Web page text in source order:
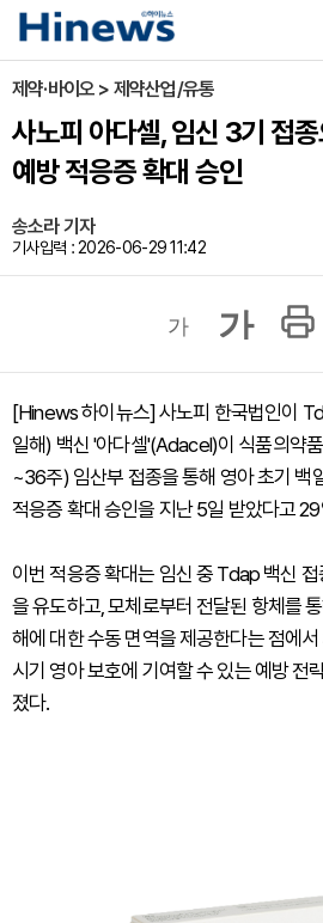
제약·바이오 > 제약산업/유통
사노피 아다셀, 임신 3기 접
예방 적응증 확대 승인
송소라 기자
기사입력 : 2026-06-29 11:42
가 가
[Hinews 하이뉴스] 사노피 한국법인이
일해) 백신 '아다셀'(Adacel)이 식품의약
~36주) 임산부 접종을 통해 영아 초기 백
적응증 확대 승인을 지난 5일 받았다고
이번 적응증 확대는 임신 중 Tdap 백신
을 유도하고, 모체로부터 전달된 항체를
해에 대한 수동 면역을 제공한다는 점에
시기 영아 보호에 기여할 수 있는 예방 전
졌다.